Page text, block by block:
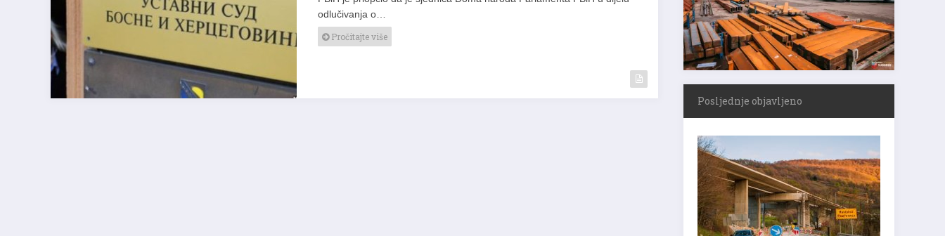
FBiH je priopćio da je sjednica Doma naroda Parlamenta FBiH u dijelu
odlučivanja o…
Pročitajte više
Posljednje objavljeno